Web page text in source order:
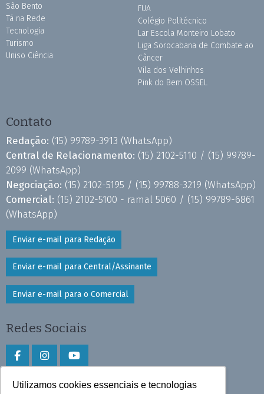
Utilizamos cookies essenciais e tecnologias
São Bento
Tá na Rede
Tecnologia
Turismo
Uniso Ciência
FUA
Colégio Politécnico
Lar Escola Monteiro Lobato
Liga Sorocabana de Combate ao
Câncer
Vila dos Velhinhos
Pink do Bem OSSEL
Contato
Redação: (15) 99789-3913 (WhatsApp)
Central de Relacionamento: (15) 2102-5110 / (15) 99789-
2099 (WhatsApp)
Negociação: (15) 2102-5195 / (15) 99788-3219 (WhatsApp)
Comercial: (15) 2102-5100 - ramal 5060 / (15) 99789-6861
(WhatsApp)
Enviar e-mail para Redação
Enviar e-mail para Central/Assinante
Enviar e-mail para o Comercial
Redes Sociais